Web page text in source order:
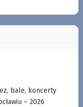
bale, koncerty
– 2026